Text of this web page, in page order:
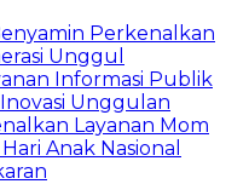
Perkenalkan
Unggul
Informasi Publik
Unggulan
Layanan Mom
Anak Nasional